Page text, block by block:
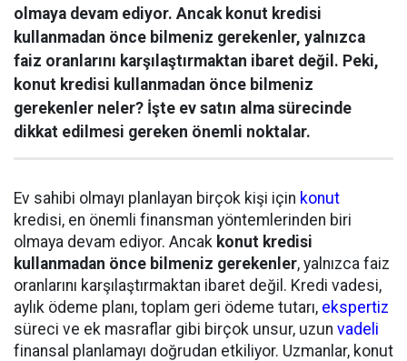
olmaya devam ediyor. Ancak konut kredisi
kullanmadan önce bilmeniz gerekenler, yalnızca
faiz oranlarını karşılaştırmaktan ibaret değil. Peki,
konut kredisi kullanmadan önce bilmeniz
gerekenler neler? İşte ev satın alma sürecinde
dikkat edilmesi gereken önemli noktalar.
Ev sahibi olmayı planlayan birçok kişi için konut
kredisi, en önemli finansman yöntemlerinden biri
olmaya devam ediyor. Ancak konut kredisi
kullanmadan önce bilmeniz gerekenler, yalnızca faiz
oranlarını karşılaştırmaktan ibaret değil. Kredi vadesi,
aylık ödeme planı, toplam geri ödeme tutarı, ekspertiz
süreci ve ek masraflar gibi birçok unsur, uzun vadeli
finansal planlamayı doğrudan etkiliyor. Uzmanlar, konut